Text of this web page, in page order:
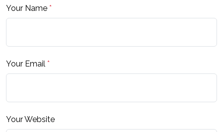
Your Name *
Your Email *
Your Website